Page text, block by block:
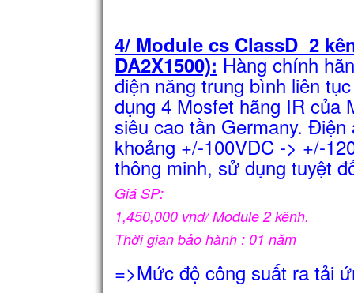
4/ Module cs ClassD 2
DA2X1500): Hàng chính
điện năng trung bình liên
dụng 4 Mosfet hãng IR của
siêu cao tần Germany.
khoảng +/-100VDC -> +/-
thông minh, sử dụng tuyệt
Giá SP:
1,450,000 vnd/ Module 2 kênh.
Thời gian bảo hành : 01 năm
=>Mức độ công suất ra tải